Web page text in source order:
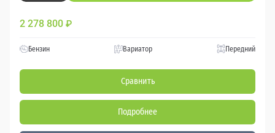
2 278 800 ₽
Бензин Вариатор Передний
Сравнить
Подробнее